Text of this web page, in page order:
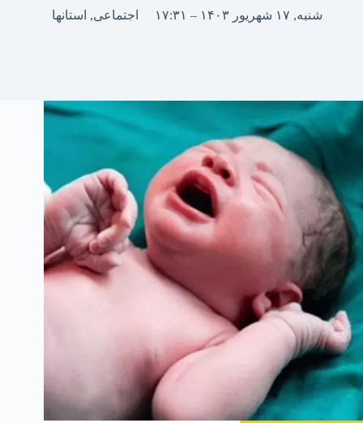
شنبه, ۱۷ شهریور ۱۴۰۳ – ۱۷:۳۱ اجتماعی, استانها